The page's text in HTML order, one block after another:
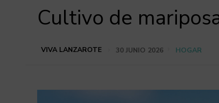
Cultivo de
VIVA LANZAROTE 30 JUNIO 2026 HOGAR